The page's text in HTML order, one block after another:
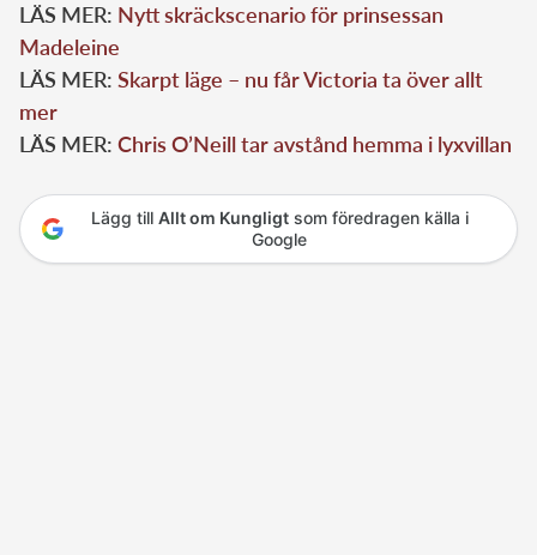
LÄS MER: Nytt skräckscenario för prinsessan
Madeleine
LÄS MER: Skarpt läge – nu får Victoria ta över allt
mer
LÄS MER: Chris O’Neill tar avstånd hemma i lyxvillan
Lägg till Allt om Kungligtsom föredragen källa i
Google